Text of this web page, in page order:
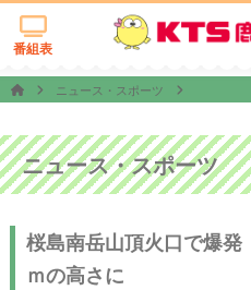
番組表
ニュース・スポーツ
ニュース・スポーツ
桜島南岳山頂火口で爆
ｍの高さに